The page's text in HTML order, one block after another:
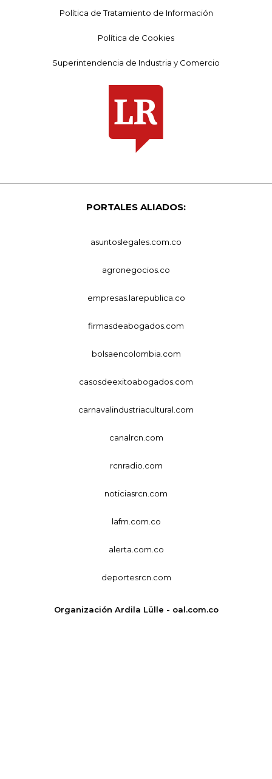
Política de Tratamiento de Información
Política de Cookies
Superintendencia de Industria y Comercio
PORTALES ALIADOS:
asuntoslegales.com.co
agronegocios.co
empresas.larepublica.co
firmasdeabogados.com
bolsaencolombia.com
casosdeexitoabogados.com
carnavalindustriacultural.com
canalrcn.com
rcnradio.com
noticiasrcn.com
lafm.com.co
alerta.com.co
deportesrcn.com
Organización Ardila Lülle - oal.com.co